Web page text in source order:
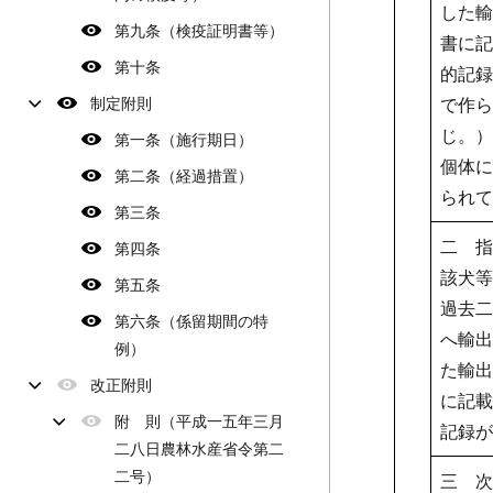
第九条（検疫証明書等）
第十条
制定附則
第一条（施行期日）
第二条（経過措置）
第三条
第四条
第五条
第六条（係留期間の特
例）
改正附則
附 則（平成一五年三月
二八日農林水産省令第二
二号）
した
書に
的記
で作
じ。
個体
られ
二 指
該犬
過去
へ輸
た輸
に記
記録
三 次